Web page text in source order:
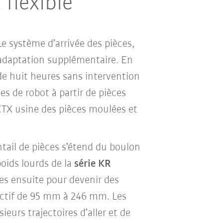
d’arrivée des pièces,
supplémentaire. En
huit heures sans intervention
de robot à partir de pièces
usine des pièces moulées et
de pièces s’étend du boulon
lourds de la série KR
ensuite pour devenir des
de 95 mm à 246 mm. Les
trajectoires d’aller et de